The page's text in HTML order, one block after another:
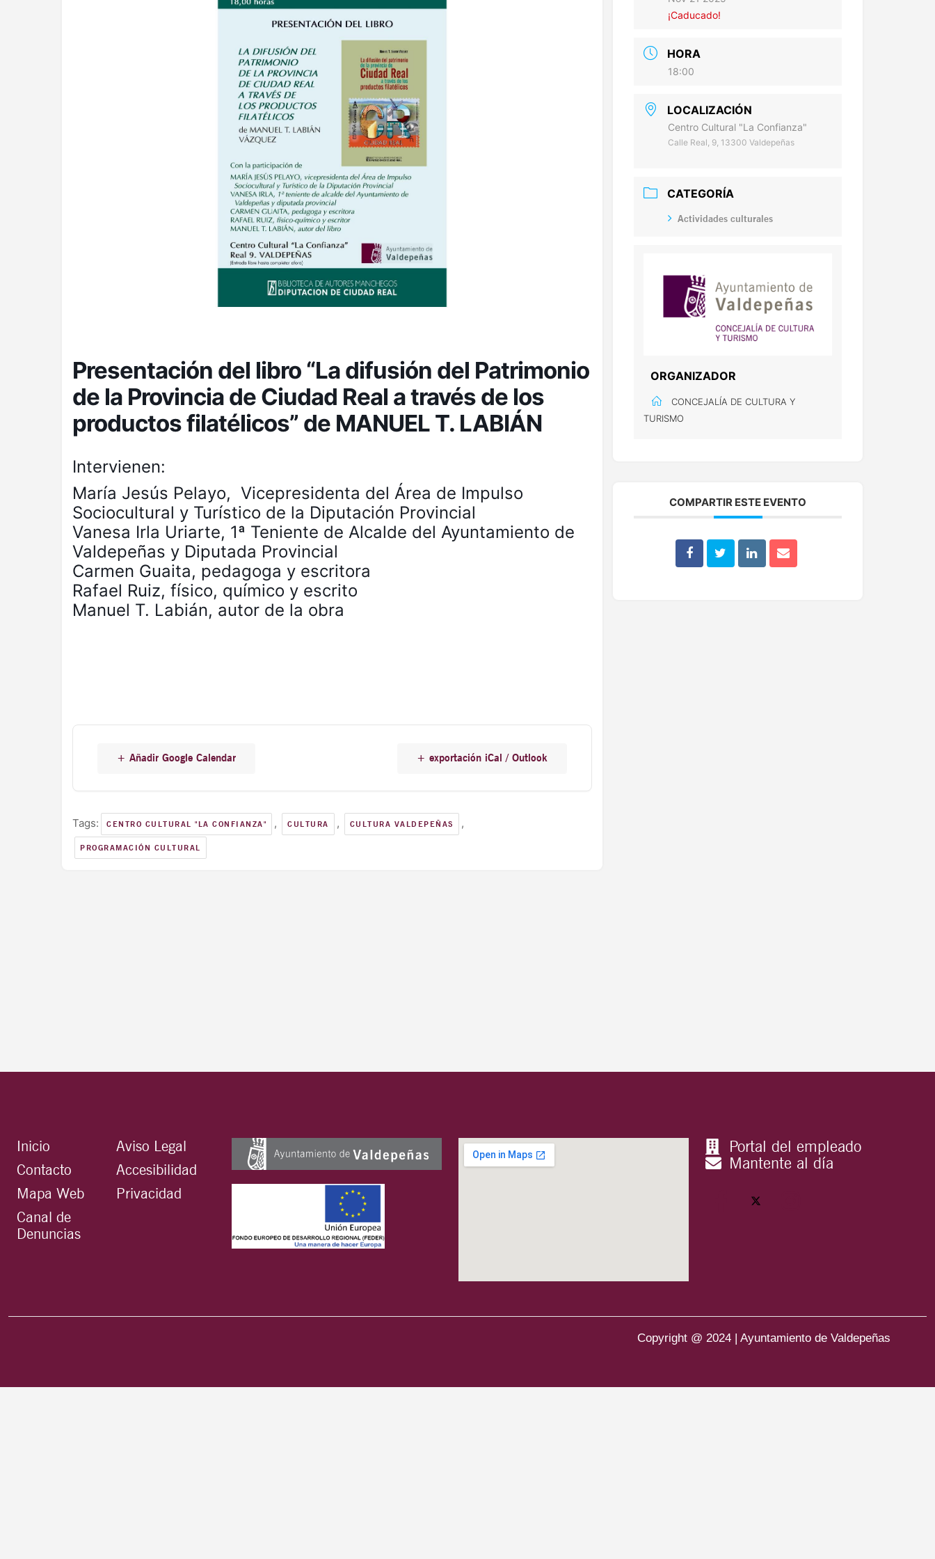
Presentación del libro “La difusión del Patrimonio
de la Provincia de Ciudad Real a través de los
productos filatélicos” de MANUEL T. LABIÁN
Intervienen:
María Jesús Pelayo, Vicepresidenta del Área de Impulso
Sociocultural y Turístico de la Diputación Provincial
Vanesa Irla Uriarte, 1ª Teniente de Alcalde del Ayuntamiento de
Valdepeñas y Diputada Provincial
Carmen Guaita, pedagoga y escritora
Rafael Ruiz, físico, químico y escrito
Manuel T. Labián, autor de la obra
+ Añadir Google Calendar + exportación iCal / Outlook
Tags: CENTRO CULTURAL "LA CONFIANZA" , CULTURA , CULTURA VALDEPEÑAS ,
PROGRAMACIÓN CULTURAL
¡Caducado!
HORA
18:00
LOCALIZACIÓN
Centro Cultural "La Confianza"
Calle Real, 9, 13300 Valdepeñas
CATEGORÍA
Actividades culturales
ORGANIZADOR
CONCEJALÍA DE CULTURA Y
TURISMO
COMPARTIR ESTE EVENTO
Inicio
Contacto
Mapa Web
Canal de
Denuncias
Aviso Legal
Accesibilidad
Privacidad
Portal del empleado
Mantente al día
Copyright @ 2024 | Ayuntamiento de Valdepeñas